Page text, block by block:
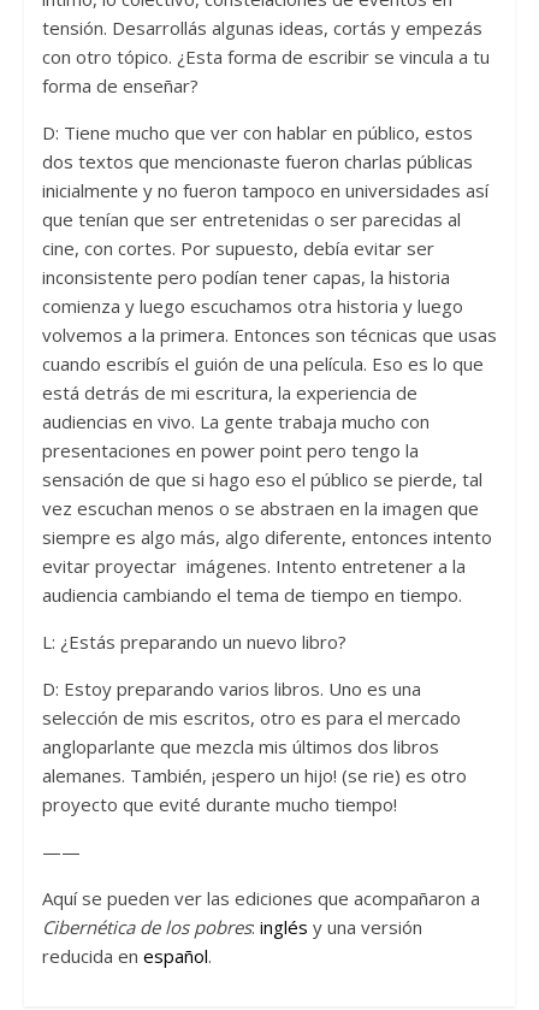
tensión. Desarrollás algunas ideas, cortás y empezás
con otro tópico. ¿Esta forma de escribir se vincula a tu
forma de enseñar?
D: Tiene mucho que ver con hablar en público, estos
dos textos que mencionaste fueron charlas públicas
inicialmente y no fueron tampoco en universidades así
que tenían que ser entretenidas o ser parecidas al
cine, con cortes. Por supuesto, debía evitar ser
inconsistente pero podían tener capas, la historia
comienza y luego escuchamos otra historia y luego
volvemos a la primera. Entonces son técnicas que usas
cuando escribís el guión de una película. Eso es lo que
está detrás de mi escritura, la experiencia de
audiencias en vivo. La gente trabaja mucho con
presentaciones en power point pero tengo la
sensación de que si hago eso el público se pierde, tal
vez escuchan menos o se abstraen en la imagen que
siempre es algo más, algo diferente, entonces intento
evitar proyectar imágenes. Intento entretener a la
audiencia cambiando el tema de tiempo en tiempo.
L: ¿Estás preparando un nuevo libro?
D: Estoy preparando varios libros. Uno es una
selección de mis escritos, otro es para el mercado
angloparlante que mezcla mis últimos dos libros
alemanes. También, ¡espero un hijo! (se rie) es otro
proyecto que evité durante mucho tiempo!
——
Aquí se pueden ver las ediciones que acompañaron a
Cibernética de los pobres: inglés y una versión
reducida en español.